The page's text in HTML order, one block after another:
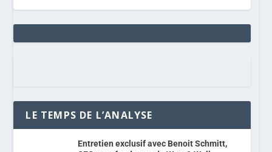
LE TEMPS DE L’ANALYSE
Entretien exclusif avec Benoit Schmitt,